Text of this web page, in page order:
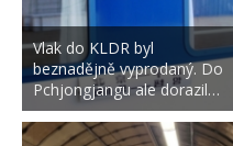
Vlak do KLDR byl
beznadějně vyprodaný. Do
Pchjongjangu ale dorazil…